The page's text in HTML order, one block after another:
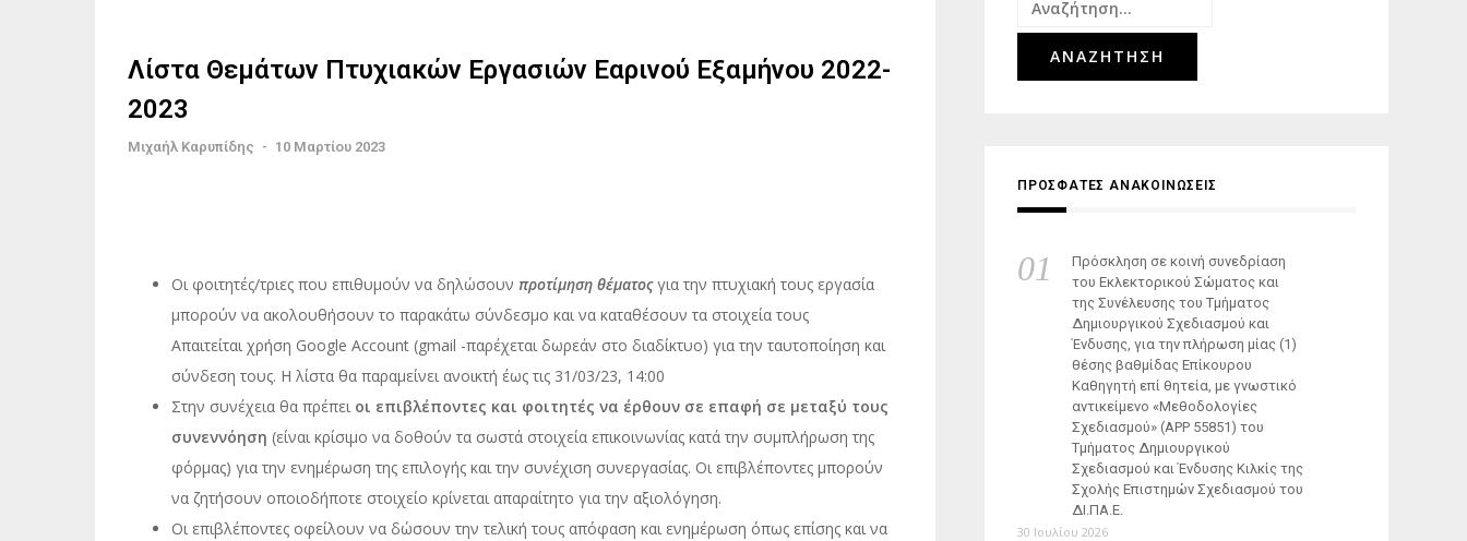
Λίστα Θεμάτων Πτυχιακών Εργασιών Εαρινού Εξαμήνου 2022-
2023
Μιχαήλ Καρυπίδης - 10 Μαρτίου 2023
Οι φοιτητές/τριες που επιθυμούν να δηλώσουν προτίμηση θέματος για την πτυχιακή τους εργασία
μπορούν να ακολουθήσουν το παρακάτω σύνδεσμο και να καταθέσουν τα στοιχεία τους
Απαιτείται χρήση Google Account (gmail -παρέχεται δωρεάν στο διαδίκτυο) για την ταυτοποίηση και
σύνδεση τους. Η λίστα θα παραμείνει ανοικτή έως τις 31/03/23, 14:00
Στην συνέχεια θα πρέπει οι επιβλέποντες και φοιτητές να έρθουν σε επαφή σε μεταξύ τους
συνεννόηση (είναι κρίσιμο να δοθούν τα σωστά στοιχεία επικοινωνίας κατά την συμπλήρωση της
φόρμας) για την ενημέρωση της επιλογής και την συνέχιση συνεργασίας. Οι επιβλέποντες μπορούν
να ζητήσουν οποιοδήποτε στοιχείο κρίνεται απαραίτητο για την αξιολόγηση.
Οι επιβλέποντες οφείλουν να δώσουν την τελική τους απόφαση και ενημέρωση όπως επίσης και να
για:
ΠΡΟΣΦΑΤΕΣ ΑΝΑΚΟΙΝΩΣΕΙΣ
Πρόσκληση σε κοινή συνεδρίαση
του Εκλεκτορικού Σώματος και
της Συνέλευσης του Τμήματος
Δημιουργικού Σχεδιασμού και
Ένδυσης, για την πλήρωση μίας (1)
θέσης βαθμίδας Επίκουρου
Καθηγητή επί θητεία, με γνωστικό
αντικείμενο «Μεθοδολογίες
Σχεδιασμού» (ΑΡΡ 55851) του
Τμήματος Δημιουργικού
Σχεδιασμού και Ένδυσης Κιλκίς της
Σχολής Επιστημών Σχεδιασμού του
ΔΙ.ΠΑ.Ε.
30 Ιουλίου 2026